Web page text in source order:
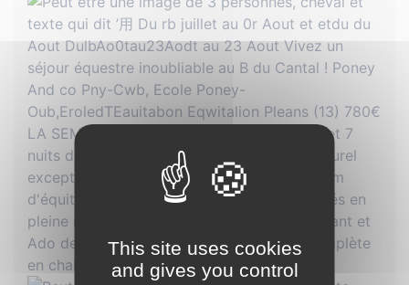
This site uses cookies
and gives you control